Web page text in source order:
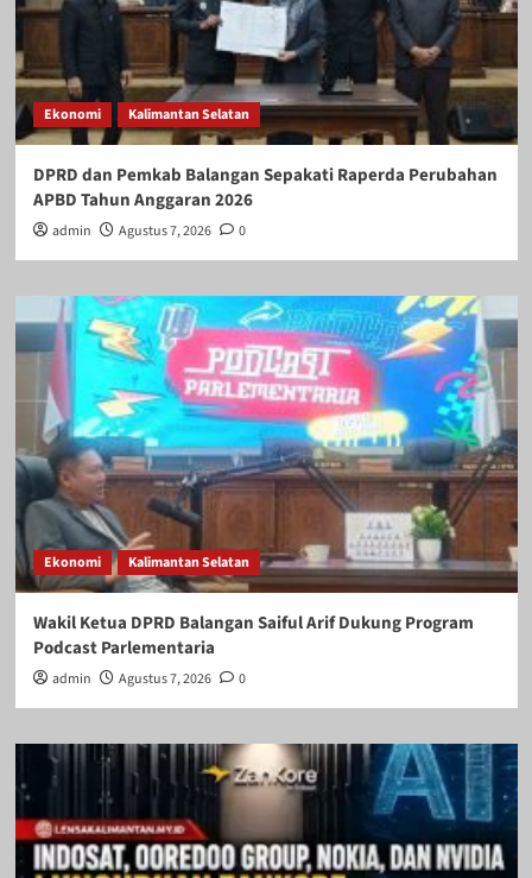
Ekonomi Kalimantan Selatan
DPRD dan Pemkab Balangan Sepakati Raperda Perubahan
APBD Tahun Anggaran 2026
admin Agustus 7, 2026 0
Ekonomi Kalimantan Selatan
Wakil Ketua DPRD Balangan Saiful Arif Dukung Program
Podcast Parlementaria
admin Agustus 7, 2026 0